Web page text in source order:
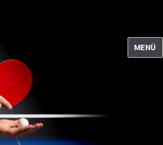
SG
MENÜ